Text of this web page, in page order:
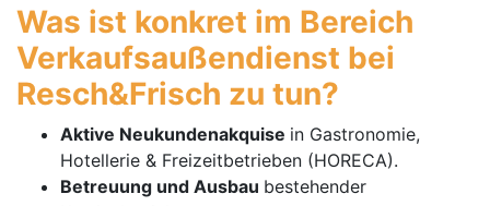
Was ist konkret im Bereich
Verkaufsaußendienst bei
Resch&Frisch zu tun?
Aktive Neukundenakquise in Gastronomie,
Hotellerie & Freizeitbetrieben (HORECA).
Betreuung und Ausbau bestehender